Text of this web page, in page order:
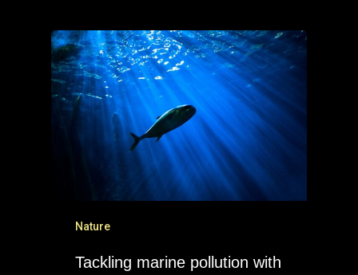
Nature
Tackling marine pollution with